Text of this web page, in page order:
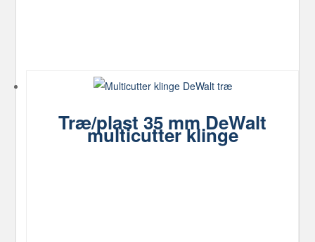
Træ/plast 35 mm DeWalt
multicutter klinge